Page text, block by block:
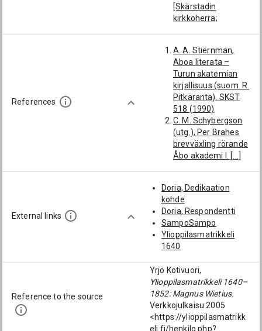
[Skärstadin
kirkkoherra;
(pitäjä); Visingsö;
Skärstad (pitäjä);
Skärstad]
Bjugg, Anders:
[Visingsön koulun
oppilaat; Visingsö
(pitäjä); Jönköping;
Visingsö]
Wernerus, Johan
(1658-1700):
[Visingsön koulun
(pitäjä); Jönköping;
Visingsö; Skärstad
(pitäjä); Skärstad]
Mellinus, Zachris
(-1686): [Visingsön
koulun oppilaat;
Visingsö (pitäjä);
Jönköping; Visingsö]
Wernerus, Sven
(-1699): [Visingsön
koulun oppilaat;
Visingsö (pitäjä);
References
A. A. Stiernman,
Aboa literata –
Turun akatemian
kirjallisuus (suom. R.
Pitkäranta). SKST
518 (1990)
C. M. Schybergson
(utg.), Per Brahes
brevväxling rörande
Åbo akademi I. [...]
academici Aboensis
protokoll IV 1671–
1679 (utg. T.
Carpelan, 1912)
Consistorii
academici Aboensis
äldre protokoller III
1664–1671 (utg. H.
Dalström, 1898)
G. Marklin, Ad
catalogum
disputationum.
External links
Doria, Dedikaation
kohde
Doria, Respondentti
SampoSampo
Ylioppilasmatrikkeli
1640
Reference to the source
Yrjö Kotivuori,
Ylioppilasmatrikkeli 1640–
1852: Magnus Wietius.
Verkkojulkaisu 2005
<https://ylioppilasmatrikk
eli.fi/henkilo.php?